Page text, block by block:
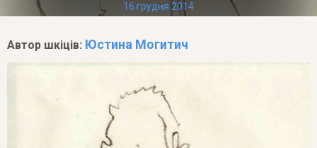
16 грудня 2014
Автор шкіців: Юстина Могитич